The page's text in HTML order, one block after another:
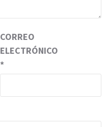
CORREO
ELECTRÓNICO
*